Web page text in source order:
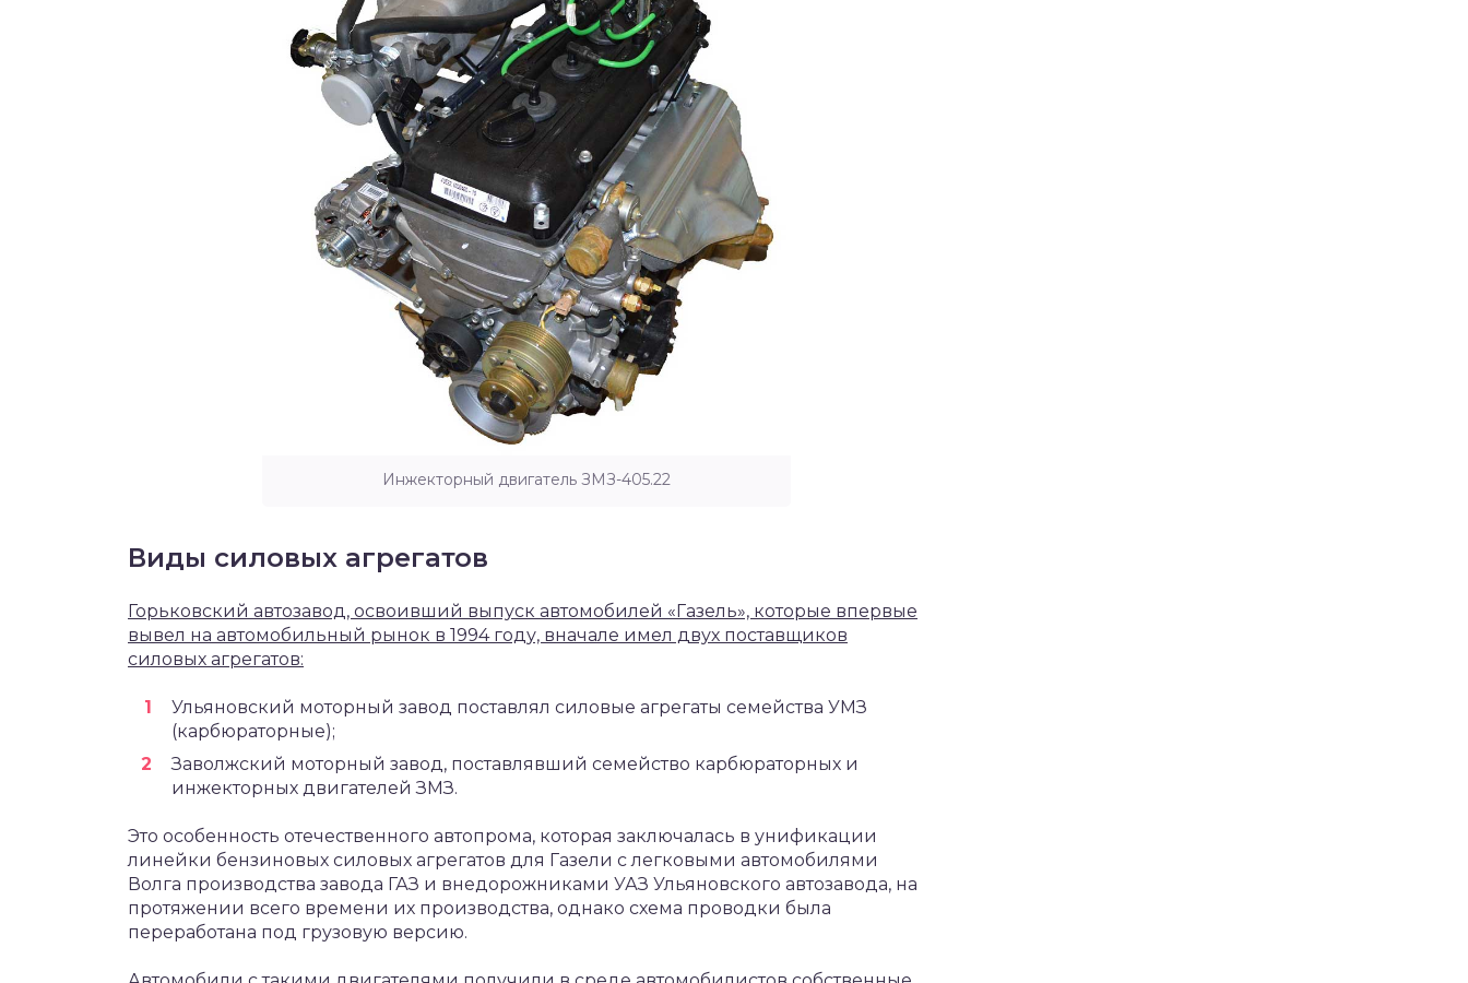
Инжекторный двигатель ЗМЗ-405.22
Виды силовых агрегатов
Горьковский автозавод, освоивший выпуск автомобилей «Газель», которые впервые
вывел на автомобильный рынок в 1994 году, вначале имел двух поставщиков
силовых агрегатов:
Ульяновский моторный завод поставлял силовые агрегаты семейства УМЗ
(карбюраторные);
Заволжский моторный завод, поставлявший семейство карбюраторных и
инжекторных двигателей ЗМЗ.
Это особенность отечественного автопрома, которая заключалась в унификации
линейки бензиновых силовых агрегатов для Газели с легковыми автомобилями
Волга производства завода ГАЗ и внедорожниками УАЗ Ульяновского автозавода, на
протяжении всего времени их производства, однако схема проводки была
переработана под грузовую версию.